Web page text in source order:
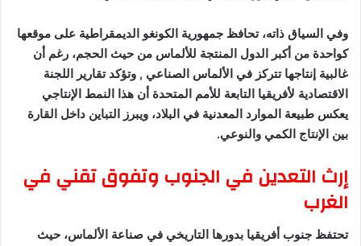
وفي السياق ذاته، تحافظ جمهورية الكونغو الديمقراطية على موقعها
كواحدة من أكبر الدول المنتجة للألماس من حيث الحجم، رغم أن
غالبية إنتاجها تتركز في الألماس الصناعي , وتؤكد تقارير اللجنة
الاقتصادية لأفريقيا التابعة للأمم المتحدة أن هذا النمط الإنتاجي
يعكس طبيعة الموارد المعدنية في البلاد، ويبرز التباين داخل القارة
بين الإنتاج الكمي والنوعي.
إرث التعدين في الجنوب وتفوق تقني في
الغرب
تحتفظ جنوب أفريقيا بدورها التاريخي في صناعة الألماس، حيث